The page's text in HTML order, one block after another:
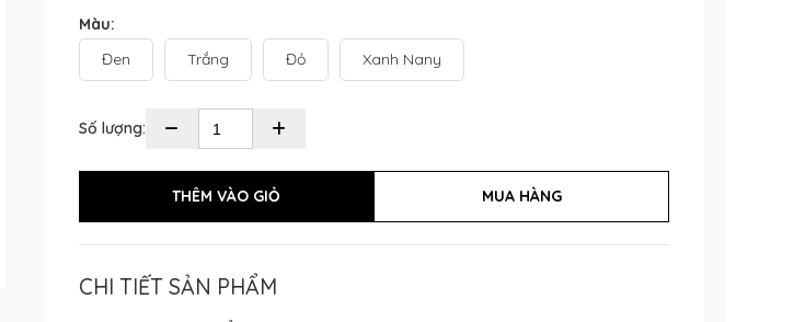
Màu:
Đen
Trắng Đỏ Xanh Nany
Số lượng:
CHI TIẾT SẢN PHẨM